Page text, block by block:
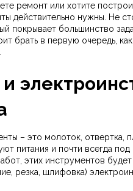
ремонт или хотите
действительно нужны. Не
покрывает большинство
брать в первую очередь,
– это молоток, отвертка,
питания и почти всегда
этих инструментов
резка, шлифовка)